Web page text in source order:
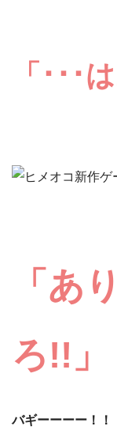
「･･･
「 あ
ろ!!」
バギーーーー！！